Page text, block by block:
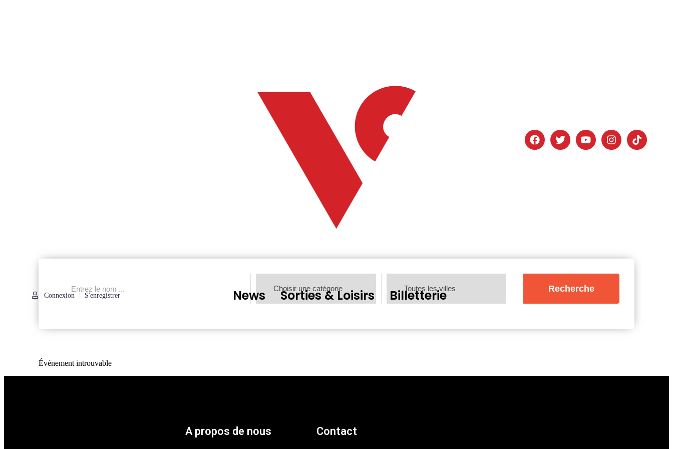
Connexion S'enregistrer News Sorties & Loisirs Billetterie
Événement introuvable
A propos de nous Contact